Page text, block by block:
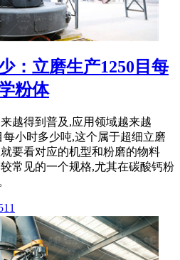
：立磨生产1250目每
粉体
越得到普及,应用领域越来越
小时多少吨,这个属于超细立磨
要看对应的机型和粉磨的物料
常见的一个规格,尤其在碳酸钙粉